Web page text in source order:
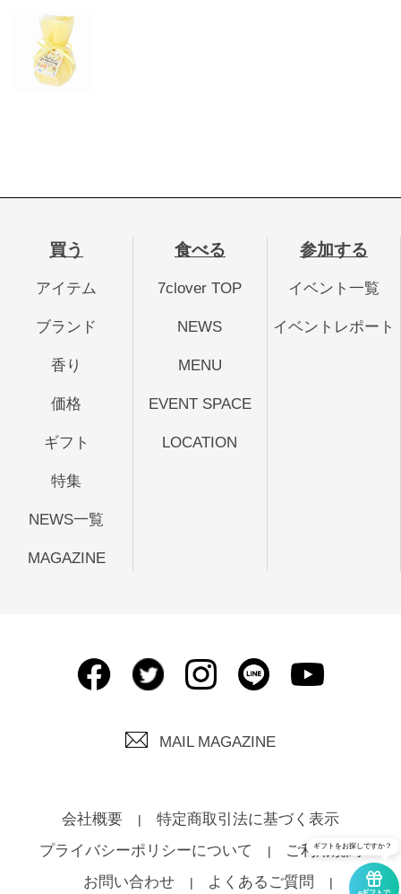
買う
アイテム
ブランド
香り
価格
ギフト
特集
NEWS一覧
MAGAZINE
食べる
7clover TOP
NEWS
MENU
EVENT SPACE
LOCATION
参加する
イベント一覧
イベントレポート
MAIL MAGAZINE
会社概要
特定商取引法に基づく表示
プライバシーポリシーについて
ご利用規約
お問い合わせ
よくあるご質問
ギフトをお探しですか？